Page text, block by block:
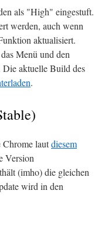
als "High" eingestuft.
werden, auch wenn
aktualisiert.
Menü und den
Die aktuelle Build des
.
Chrome lautdiesem
Version
(imho) die gleichen
wird in den